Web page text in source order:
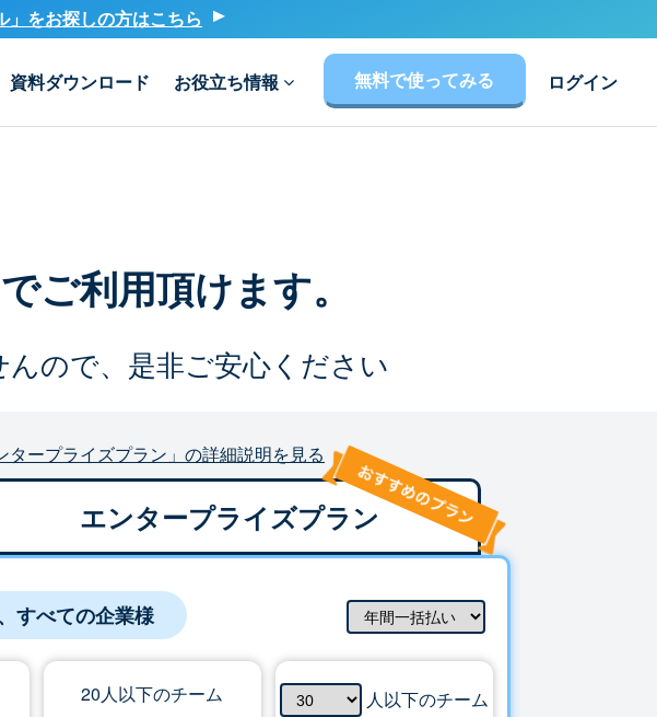
」をお探しの方はこちら
資料ダウンロード お役立ち情報 無料で使ってみる ログイン
ご利用頂けます。
んので、是非ご安心ください
タープライズプラン」の詳細説明を見る
エンタープライズプラン
すべての企業様
20人以下のチーム 人以下のチーム